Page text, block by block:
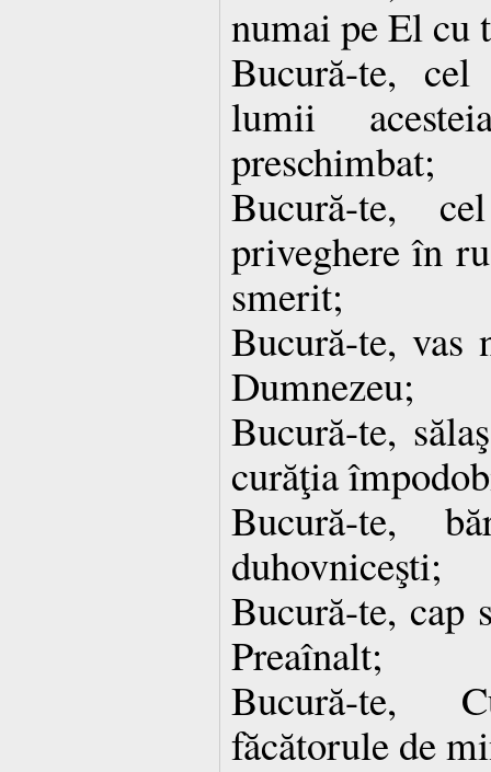
numai pe El
Bucură-te,
lumii
preschimbat;
Bucură-te,
priveghere în
smerit;
Bucură-te,
Dumnezeu;
Bucură-te,
curăţia
Bucură-te,
duhovniceşti;
Bucură-te, cap
Preaînalt;
Bucură-te,
făcătorule de